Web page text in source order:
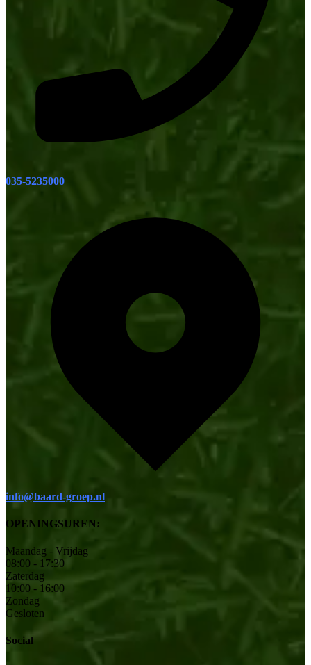
035-5235000
info@baard-groep.nl
OPENINGSUREN:
Maandag - Vrijdag
08:00 - 17:30
Zaterdag
10:00 - 16:00
Zondag
Gesloten
Social